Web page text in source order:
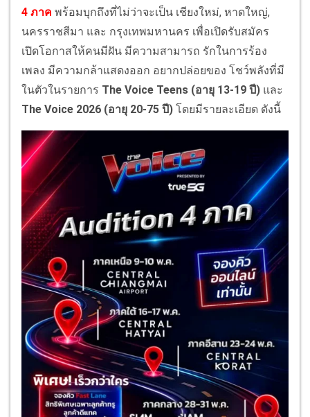
4 ภาค พร้อมบุกถึงที่ไม่ว่าจะเป็น เชียงใหม่, หาดใหญ่,
นครราชสีมา และ กรุงเทพมหานคร เพื่อเปิดรับสมัคร
เปิดโอกาสให้คนมีฝัน มีความสามารถ รักในการร้อง
เพลง มีความกล้าแสดงออก อยากปล่อยของ โชว์พลังที่มี
ในตัวในรายการ The Voice Teens (อายุ 13-19 ปี) และ
The Voice 2026 (อายุ 20-75 ปี) โดยมีรายละเอียด ดังนี้